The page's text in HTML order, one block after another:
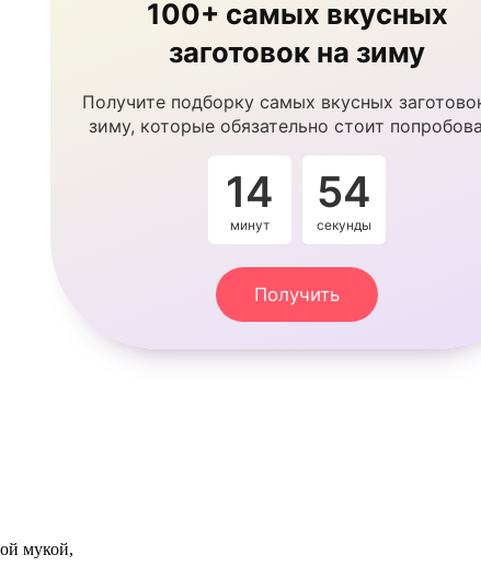
100+ самых вкусных
заготовок на зиму
Получите подборку самых вкусных
зиму, которые обязательно стоит
14
минут
53
секунды
Получить
мукой,